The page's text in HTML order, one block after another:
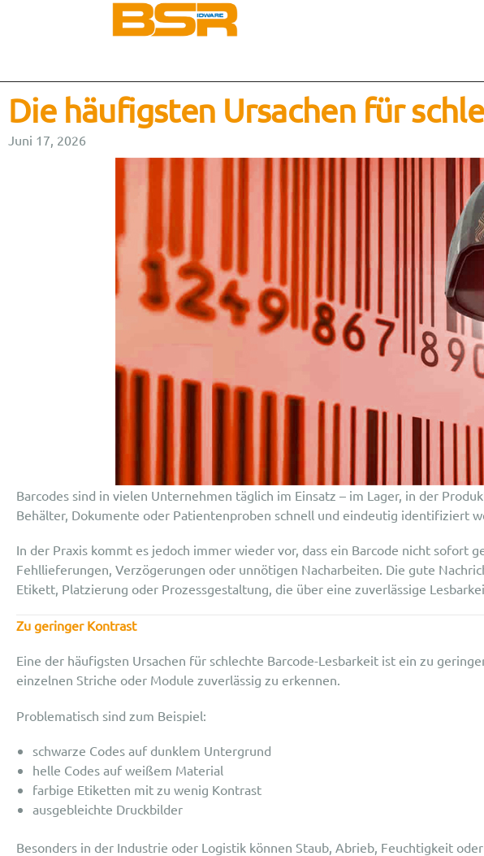
Die häufigsten Ursachen für
Juni 17, 2026
Barcodes sind in vielen Unternehmen täglich im Einsatz – im Lager, in der
Behälter, Dokumente oder Patientenproben schnell und eindeutig identifiziert
In der Praxis kommt es jedoch immer wieder vor, dass ein Barcode nicht
Fehllieferungen, Verzögerungen oder unnötigen Nacharbeiten. Die gute
Etikett, Platzierung oder Prozessgestaltung, die über eine zuverlässige
Zu geringer Kontrast
Eine der häufigsten Ursachen für schlechte Barcode-Lesbarkeit ist ein zu
einzelnen Striche oder Module zuverlässig zu erkennen.
Problematisch sind zum Beispiel:
schwarze Codes auf dunklem Untergrund
helle Codes auf weißem Material
farbige Etiketten mit zu wenig Kontrast
ausgebleichte Druckbilder
Besonders in der Industrie oder Logistik können Staub, Abrieb, Feuchtigkeit